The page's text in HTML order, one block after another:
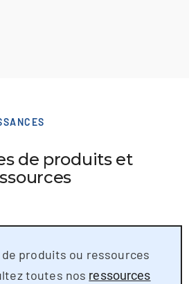
de produits et
de produits ou ressources
toutes nos ressources